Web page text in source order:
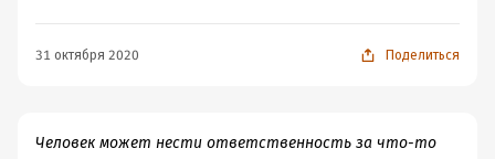
31 октября 2020 Поделиться
Человек может нести ответственность за что-то